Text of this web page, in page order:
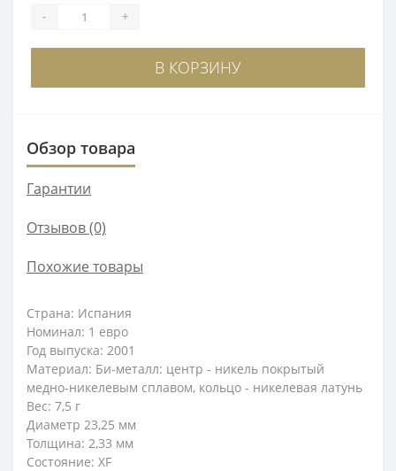
- +
В КОРЗИНУ
Обзор товара
Гарантии
Отзывов (0)
Похожие товары
Страна: Испания
Номинал: 1 евро
Год выпуска: 2001
Материал: Би-металл: центр - никель покрытый
медно-никелевым сплавом, кольцо - никелевая латунь
Вес: 7,5 г
Диаметр 23,25 мм
Толщина: 2,33 мм
Состояние: XF